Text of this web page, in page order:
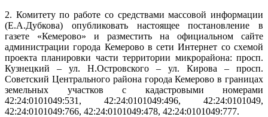
2. Комитету по работе со средствами массовой информации
(Е.А.Дубкова) опубликовать настоящее постановление в
газете «Кемерово» и разместить на официальном сайте
администрации города Кемерово в сети Интернет со схемой
проекта планировки части территории микрорайона: просп.
Кузнецкий – ул. Н.Островского – ул. Кирова – просп.
Советский Центрального района города Кемерово в границах
земельных участков с кадастровыми номерами
42:24:0101049:531, 42:24:0101049:496, 42:24:0101049,
42:24:0101049:766, 42:24:0101049:478, 42:24:0101049:777.